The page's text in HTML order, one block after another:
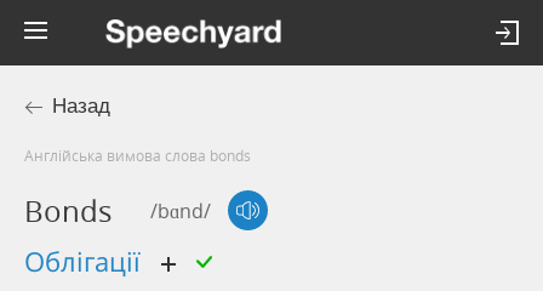
Назад
Англійська вимова слова bonds
Bonds /bɑnd/
облігації